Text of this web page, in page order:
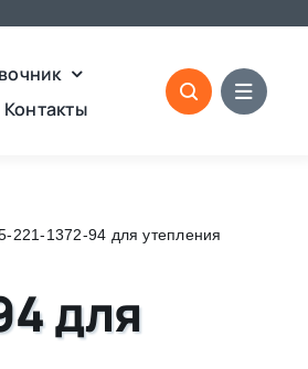
Контакты
1372-94 для утепления
для